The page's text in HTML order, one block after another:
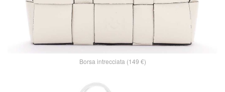
Borsa intrecciata (149 €)